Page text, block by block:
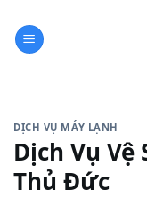
DỊCH VỤ MÁY LẠNH
Dịch Vụ Vệ
Thủ Đức